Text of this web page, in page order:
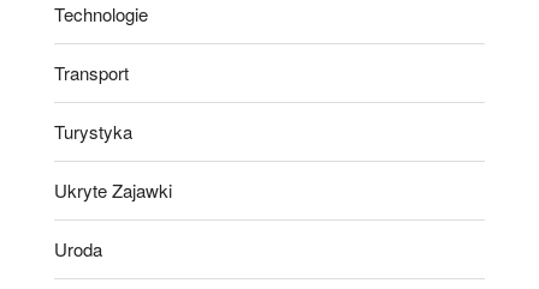
Technologie
Transport
Turystyka
Ukryte Zajawki
Uroda